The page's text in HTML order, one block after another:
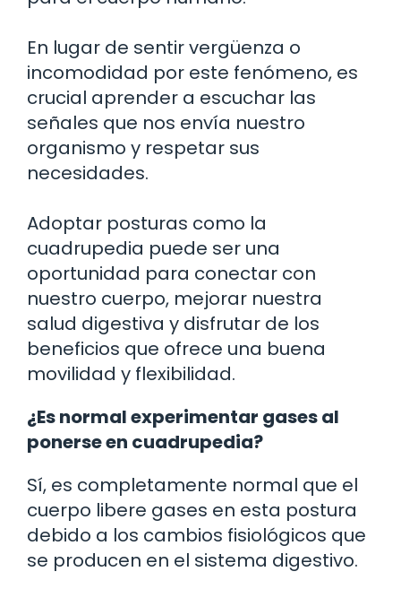
En lugar de sentir vergüenza o
incomodidad por este fenómeno, es
crucial aprender a escuchar las
señales que nos envía nuestro
organismo y respetar sus
necesidades.
Adoptar posturas como la
cuadrupedia puede ser una
oportunidad para conectar con
nuestro cuerpo, mejorar nuestra
salud digestiva y disfrutar de los
beneficios que ofrece una buena
movilidad y flexibilidad.
¿Es normal experimentar gases al
ponerse en cuadrupedia?
Sí, es completamente normal que el
cuerpo libere gases en esta postura
debido a los cambios fisiológicos que
se producen en el sistema digestivo.